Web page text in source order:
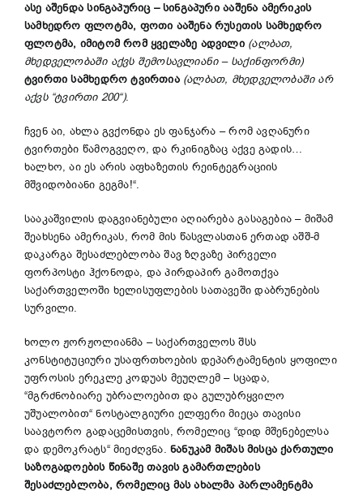
ასე აშენდა სინგაპურიც – სინგაპური ააშენა ამერიკის
სამხედრო ფლოტმა, ფოთი ააშენა რუსეთის სამხედრო
ფლოტმა, იმიტომ რომ ყველაზე ადვილი (ალბათ,
მხედველობაში აქვს შემოსავლიანი – საქინფორმი)
ტვირთი სამხედრო ტვირთია (ალბათ, მხედველობაში არ
აქვს “ტვირთი 200“).
ჩვენ აი, ახლა გვქონდა ეს ფანჯარა – რომ ავღანური
ტვირთები წამოგვეღო, და რკინიგზაც აქვე გადის…
ხალხო, აი ეს არის აფხაზეთის რეინტეგრაციის
მშვიდობიანი გეგმა!“.
სააკაშვილის დაგვიანებული აღიარება გასაგებია – მიშამ
შეახსენა ამერიკას, რომ მის წასვლასთან ერთად აშშ-მ
დაკარგა შესაძლებლობა შავ ზღვაზე პირველი
ფორპოსტი ჰქონოდა, და პირდაპირ გამოთქვა
საქართველოში ხელისუფლების სათავეში დაბრუნების
სურვილი.
ხოლო ჟორჟოლიანმა – საქართველოს შსს
კონსტიტუციური უსაფრთხოების დეპარტამენტის ყოფილი
უფროსის ერეკლე კოდუას მეუღლემ – სცადა,
“მგრძნობიარე უბრალოებით და გულუბრყვილო
უშუალობით“ ნოსტალგიური ელფერი მიეცა თავისი
საავტორო გადაცემისთვის, რომელიც “დიდ მშენებელსა
და დემოკრატს“ მიეძღვნა.ნანუკამ მიშას მისცა ქართული
საზოგადოების წინაშე თავის გამართლების
შესაძლებლობა, რომელიც მას ახალმა პარლამენტმა